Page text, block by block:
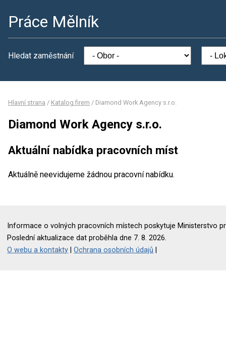
Práce Mělník
Hledat zaměstnání
Hlavní strana / Katalog firem / Diamond Work Agency s.r.o.
Diamond Work Agency s.r.o.
Aktuální nabídka pracovních míst
Aktuálně neevidujeme žádnou pracovní nabídku.
Informace o volných pracovních místech poskytuje Ministerstvo
Poslední aktualizace dat proběhla dne 7. 8. 2026.
O webu a kontakty |Ochrana osobních údajů